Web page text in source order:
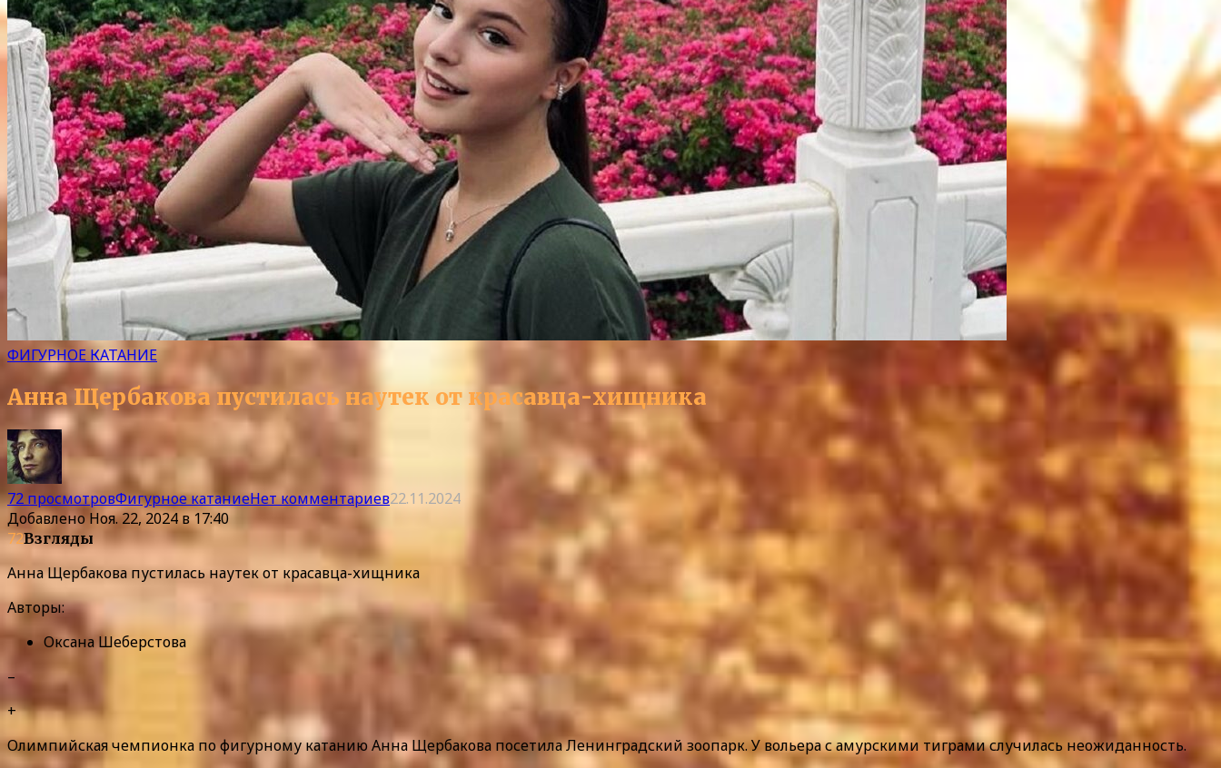
ФИГУРНОЕ КАТАНИЕ
Анна Щербакова пустилась наутек от красавца-хищника
72 просмотровФигурное катаниеНет комментариев22.11.2024
Добавлено Ноя. 22, 2024 в 17:40
72Взгляды
Анна Щербакова пустилась наутек от красавца-хищника
Авторы:
Оксана Шеберстова
–
+
Олимпийская чемпионка по фигурному катанию Анна Щербакова посетила Ленинградский зоопарк. У вольера с амурскими тиграми случилась неожиданность.